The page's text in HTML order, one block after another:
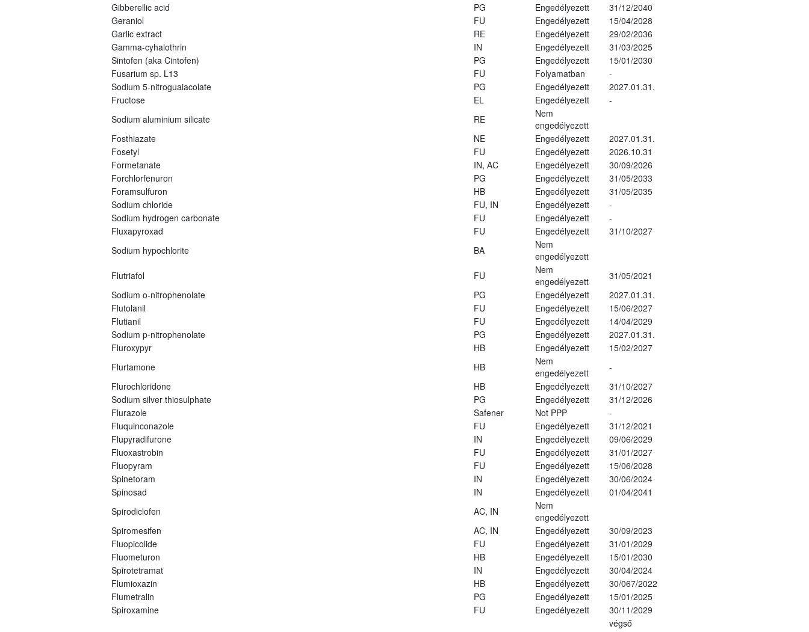
Gibberellic acid
PG Engedélyezett
31/12/2040
Geraniol
FU Engedélyezett
15/04/2028
Garlic extract
RE Engedélyezett
29/02/2036
Gamma-cyhalothrin
IN Engedélyezett
31/03/2025
Sintofen (aka Cintofen)
PG Engedélyezett
15/01/2030
Fusarium sp. L13
FU Folyamatban
-
Sodium 5-nitroguaiacolate
PG Engedélyezett
2027.01.31.
Fructose
EL Engedélyezett
-
Sodium aluminium silicate
RE
Nem
engedélyezett
Fosthiazate
NE Engedélyezett
2027.01.31.
Fosetyl
FU Engedélyezett
2026.10.31
Formetanate
IN, AC Engedélyezett
30/09/2026
Forchlorfenuron
PG Engedélyezett
31/05/2033
Foramsulfuron
HB Engedélyezett
31/05/2035
Sodium chloride
FU, IN Engedélyezett
-
Sodium hydrogen carbonate
FU Engedélyezett
-
Fluxapyroxad
FU Engedélyezett
31/10/2027
Sodium hypochlorite
BA
Nem
engedélyezett
Flutriafol
FU
Nem
engedélyezett
31/05/2021
Sodium o-nitrophenolate
PG Engedélyezett
2027.01.31.
Flutolanil
FU Engedélyezett
15/06/2027
Flutianil
FU Engedélyezett
14/04/2029
Sodium p-nitrophenolate
PG Engedélyezett
2027.01.31.
Fluroxypyr
HB Engedélyezett
15/02/2027
Flurtamone
HB
Nem
engedélyezett
-
Flurochloridone
HB Engedélyezett
31/10/2027
Sodium silver thiosulphate
PG Engedélyezett
31/12/2026
Flurazole
Safener Not PPP
-
Fluquinconazole
FU Engedélyezett
31/12/2021
Flupyradifurone
IN Engedélyezett
09/06/2029
Fluoxastrobin
FU Engedélyezett
31/01/2027
Fluopyram
FU Engedélyezett
15/06/2028
Spinetoram
IN Engedélyezett
30/06/2024
Spinosad
IN Engedélyezett
01/04/2041
Spirodiclofen
AC, IN
Nem
engedélyezett
Spiromesifen
AC, IN Engedélyezett
30/09/2023
Fluopicolide
FU Engedélyezett
31/01/2029
Fluometuron
HB Engedélyezett
15/01/2030
Spirotetramat
IN Engedélyezett
30/04/2024
Flumioxazin
HB Engedélyezett
30/067/2022
Flumetralin
PG Engedélyezett
15/01/2025
Spiroxamine
FU Engedélyezett 30/11/2029
végső